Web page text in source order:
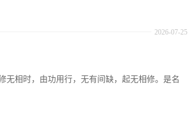
2026-07-25
无相时，由功用行，无有间缺，起无相修。是名